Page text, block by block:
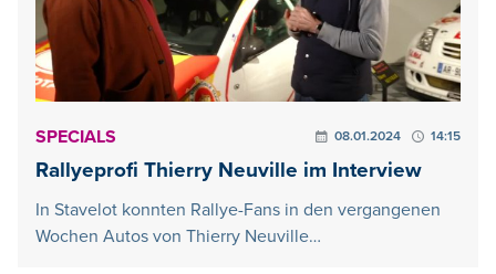
SPECIALS 08.01.2024 14:15
Rallyeprofi Thierry Neuville im Interview
In Stavelot konnten Rallye-Fans in den vergangenen
Wochen Autos von Thierry Neuville…